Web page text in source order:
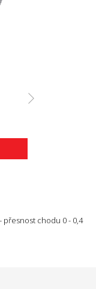
přesnost chodu 0 - 0,4